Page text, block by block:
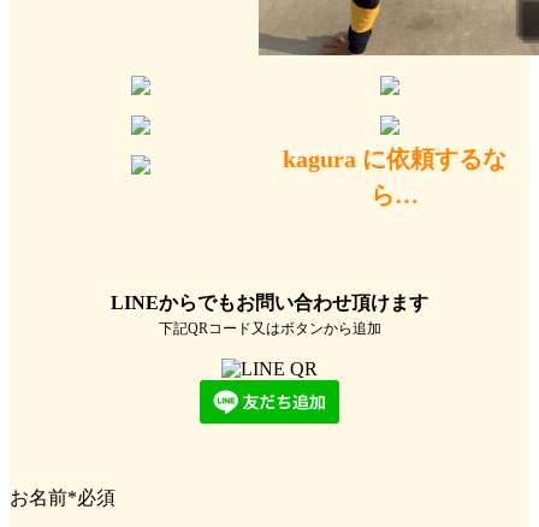
kagura に依頼するな
ら…
LINEからでもお問い合わせ頂けます
下記QRコード又はボタンから追加
お名前*必須